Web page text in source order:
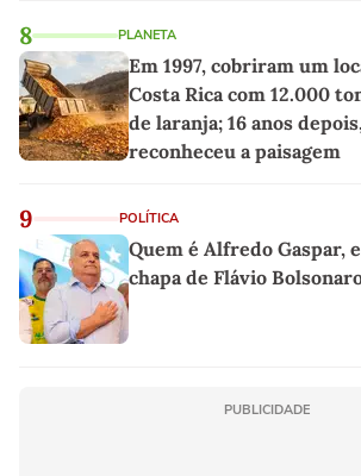
8 PLANETA
Em 1997, cobriram um
Costa Rica com 12.000
de laranja; 16 anos
reconheceu a paisagem
9 POLÍTICA
Quem é Alfredo Gaspar,
chapa de Flávio
PUBLICIDADE